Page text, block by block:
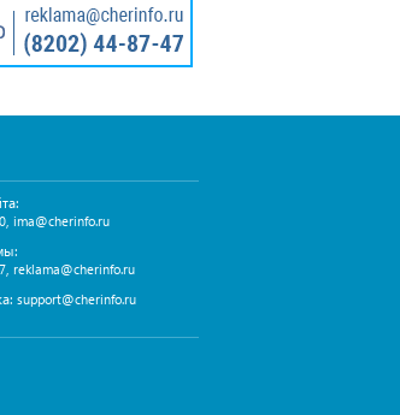
, ima@cherinfo.ru
, reklama@cherinfo.ru
support@cherinfo.ru